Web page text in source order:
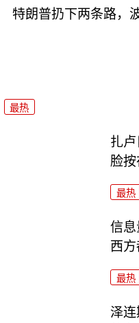
特朗普扔下两条路，
最热
扎
脸
最热
信
西
最热
泽